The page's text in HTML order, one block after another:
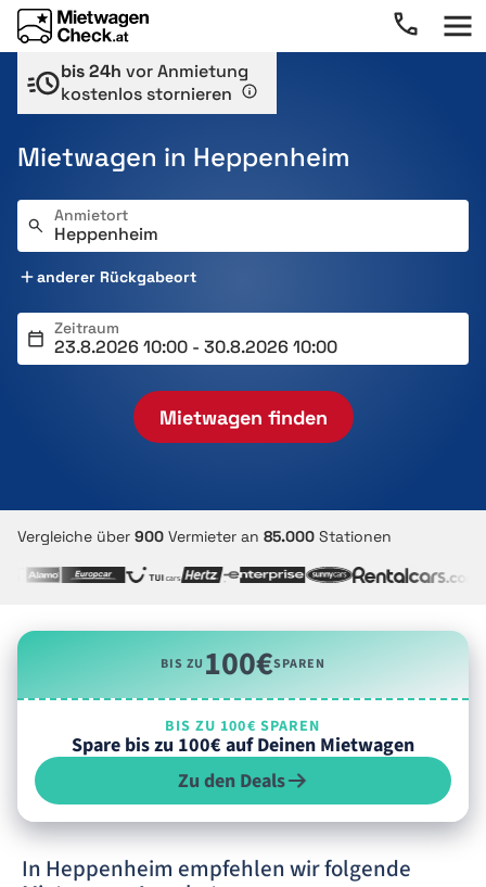
bis 24h vor Anmietung
kostenlos stornieren
Mietwagen in Heppenheim
Anmietort
anderer Rückgabeort
Zeitraum
Mietwagen finden
Vergleiche über 900 Vermieter an 85.000 Stationen
BIS ZU100€SPAREN
BIS ZU 100€ SPAREN
Spare bis zu 100€ auf Deinen Mietwagen
Zu den Deals
In Heppenheim empfehlen wir folgende